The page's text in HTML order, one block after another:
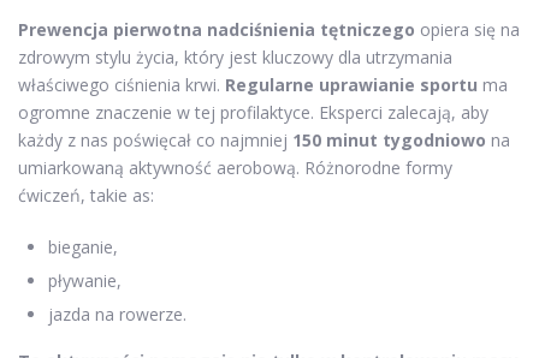
Prewencja pierwotna nadciśnienia tętniczego opiera się na
zdrowym stylu życia, który jest kluczowy dla utrzymania
właściwego ciśnienia krwi. Regularne uprawianie sportu ma
ogromne znaczenie w tej profilaktyce. Eksperci zalecają, aby
każdy z nas poświęcał co najmniej 150 minut tygodniowo na
umiarkowaną aktywność aerobową. Różnorodne formy
ćwiczeń, takie as:
bieganie,
pływanie,
jazda na rowerze.